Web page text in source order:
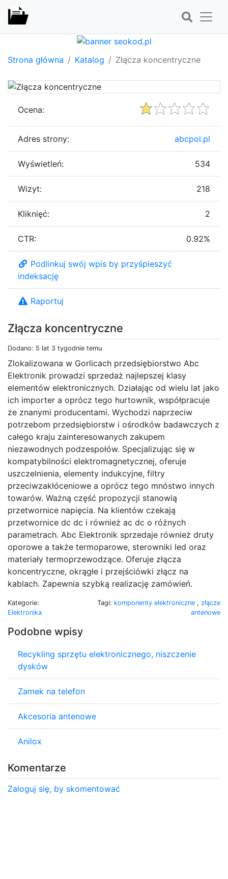
Strona główna Katalog Złącza koncentryczne
Złącza koncentryczne
Dodano: 5 lat 3 tygodnie temu
Zlokalizowana w Gorlicach przedsiębiorstwo Abc
Elektronik prowadzi sprzedaż najlepszej klasy
elementów elektronicznych. Działając od wielu lat jako
ich importer a oprócz tego hurtownik, współpracuje
ze znanymi producentami. Wychodzi naprzeciw
potrzebom przedsiębiorstw i ośrodków badawczych z
całego kraju zainteresowanych zakupem
niezawodnych podzespołów. Specjalizując się w
kompatybilności elektromagnetycznej, oferuje
uszczelnienia, elementy indukcyjne, filtry
przeciwzakłóceniowe a oprócz tego mnóstwo innych
towarów. Ważną część propozycji stanowią
przetwornice napięcia. Na klientów czekają
przetwornice dc dc i również ac dc o różnych
parametrach. Abc Elektronik sprzedaje również druty
oporowe a także termoparowe, sterowniki led oraz
materiały termoprzewodzące. Oferuje złącza
koncentryczne, okrągłe i przejściówki złącz na
kablach. Zapewnia szybką realizację zamówień.
Kategorie:
Elektronika
Tagi: komponenty elektroniczne , złącze
antenowe
Podobne wpisy
Recykling sprzętu elektronicznego, niszczenie
dysków
Zamek na telefon
Akcesoria antenowe
Anilox
Komentarze
Zaloguj się, by skomentować
Ocena:
Adres strony: abcpol.pl
Wyświetleń: 534
Wizyt: 218
Kliknięć: 2
CTR: 0.92%
Podlinkuj swój wpis by przyśpieszyć
indeksację
Raportuj